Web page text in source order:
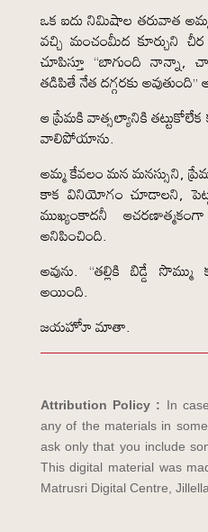
ఒక ఐదు నిమిషాల తరువాత అమ్మ
వచ్చి మంచంమీద కూర్చుని
చూపిస్తూ “బాగుంది
తడిపితే నేత దగ్గరకు
ఆ ప్రేమకి వాత్సల్యానికి
వాలిపోయాను.
అమ్మ కేవలం మన మనస్సుని,
కాక వినియోగం చూడాలని,
ముఖ్యంకాదనీ
అనిపించింది.
అవును. “తల్లికి బిడ్డే
అయింది.
జయహోూ మాతా.
Attribution Policy : In
any of the materials in
ask only that you include
This digital material was
Matrusri Digital Centre,